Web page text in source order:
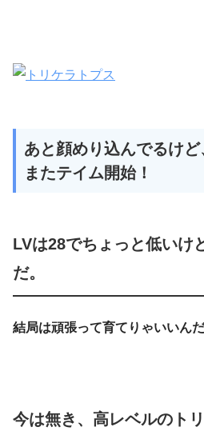
あと顔めり込んでるけ
またテイム開始！
LVは28でちょっと低いけ
だ。
結局は頑張って育てりゃいいん
今は無き、高レベルのト